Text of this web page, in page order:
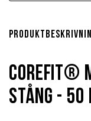
Corefit®
Stång - 50